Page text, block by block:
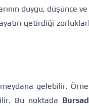
duygu, düşünce
getirdiği
gelebilir.
Bu noktada